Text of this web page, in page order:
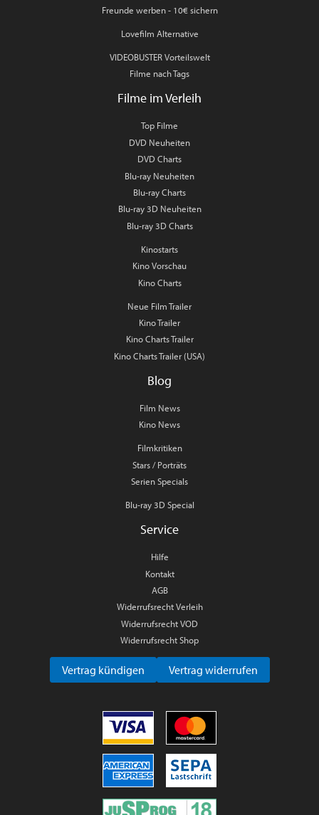
Freunde werben - 10€ sichern
Lovefilm Alternative
VIDEOBUSTER Vorteilswelt
Filme nach Tags
Filme im Verleih
Top Filme
DVD Neuheiten
DVD Charts
Blu-ray Neuheiten
Blu-ray Charts
Blu-ray 3D Neuheiten
Blu-ray 3D Charts
Kinostarts
Kino Vorschau
Kino Charts
Neue Film Trailer
Kino Trailer
Kino Charts Trailer
Kino Charts Trailer (USA)
Blog
Film News
Kino News
Filmkritiken
Stars / Porträts
Serien Specials
Blu-ray 3D Special
Service
Hilfe
Kontakt
AGB
Widerrufsrecht Verleih
Widerrufsrecht VOD
Widerrufsrecht Shop
Vertrag kündigen Vertrag widerrufen